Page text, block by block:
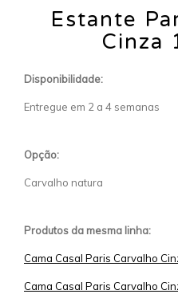
Estante
Cinza
Disponibilidade:
Entregue em 2 a 4 semanas
Opção:
Carvalho natura
Produtos da mesma linha:
Cama Casal Paris Carvalho
Cama Casal Paris Carvalho